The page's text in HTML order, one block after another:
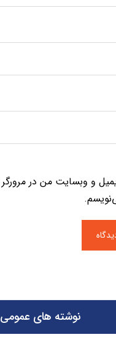
و وبسایت من در مرورگر
نوشته های عمومی